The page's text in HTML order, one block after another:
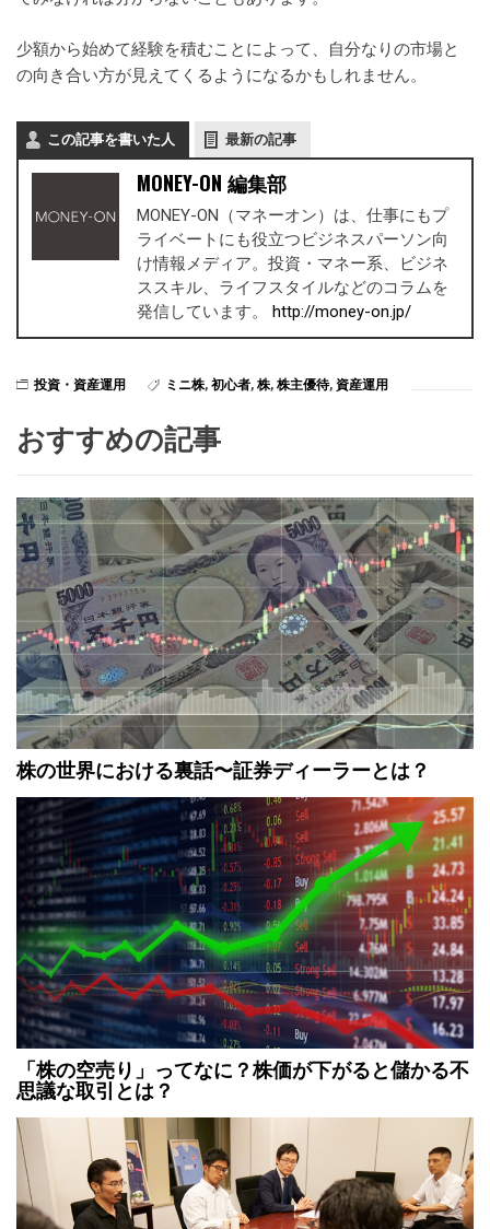
少額から始めて経験を積むことによって、自分なりの市場と
の向き合い方が見えてくるようになるかもしれません。
この記事を書いた人 最新の記事
MONEY-ON 編集部
MONEY-ON（マネーオン）は、仕事にもプ
ライベートにも役立つビジネスパーソン向
け情報メディア。投資・マネー系、ビジネ
ススキル、ライフスタイルなどのコラムを
発信しています。 http://money-on.jp/
投資・資産運用 ミニ株, 初心者, 株, 株主優待, 資産運用
おすすめの記事
株の世界における裏話〜証券ディーラーとは？
「株の空売り」ってなに？株価が下がると儲かる不
思議な取引とは？